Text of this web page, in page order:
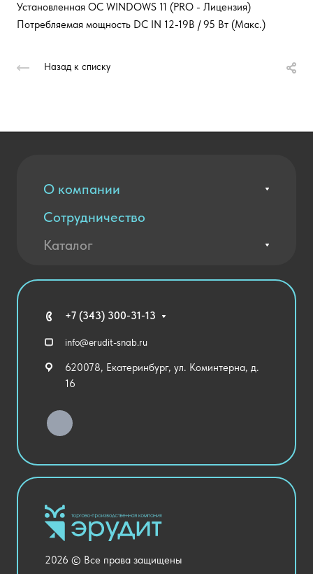
Установленная ОС WINDOWS 11 (PRO - Лицензия)
Потребляемая мощность DC IN 12-19В / 95 Вт (Макс.)
Назад к списку
О компании
Вакансии
Контакты
Благодарственные письма
Сотрудничество
Оплата и доставка
Каталог
Технические средства обучения
Спортивный зал
Уличное оборудование
Хозяйственные Товары
Столовая и пищеблок
Оснащение кабинетов
Медицинский кабинет
Национальные проекты
+7 (343) 300-31-13
info@erudit-snab.ru
620078, Екатеринбург, ул. Коминтерна, д.
16
2026 © Все права защищены